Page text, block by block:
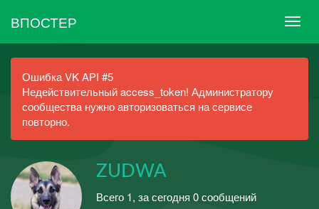
ВПОСТЕР
Ошибка VK API #5
Недействительный access_token! Администратору
сообщества нужно авторизоваться на сервисе
повторно.
ZUDWA
Всего 1, за сегодня 0 сообщений